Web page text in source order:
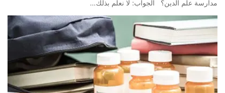
مدارسة علم الدين؟ الجواب: لا نعلم بذلك…